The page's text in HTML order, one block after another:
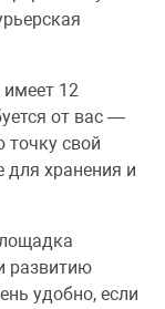
имеет 12
от вас —
свой
для хранения и
развитию
удобно, если